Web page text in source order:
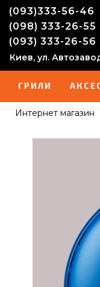
(093)333-56-46
(098) 333-26-55
(093) 333-26-56
Киев, ул.
ГРИЛИ
Интернет магазин